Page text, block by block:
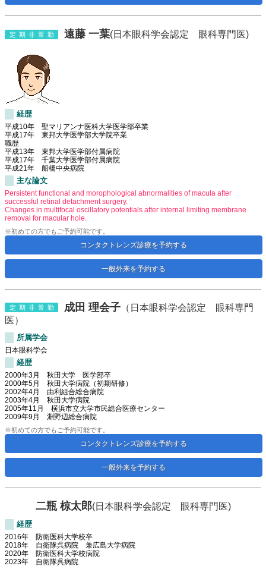
定期非常勤 遠藤 一葉(日本眼科学会認定 眼科専門医)
経歴
平成10年 聖マリアンナ医科大学医学部卒業
平成17年 東邦大学医学部大学院卒業
職歴
平成13年 東邦大学医学部付属病院
平成17年 千葉大学医学部付属病院
平成21年 船橋中央病院
主な論文
Persistent functional and morophological abnormalities of macula after
successful retinal detachment surgery.
Changes in multifocal oscillatory potentials after internal limiting membrane
removal for macular hole.
※初めての方でもご予約可能です。
コンタクトレンズ診療を予約する
一般外来を予約する
定期非常勤 成田 理会子 （日本眼科学会認定 眼科専門
医）
所属学会
日本眼科学会
経歴
2000年3月 秋田大学 医学部卒
2000年5月 秋田大学病院（初期研修）
2002年4月 由利組合総合病院
2003年4月 秋田大学病院
2005年11月 横浜市立大学市民総合医療センター
2009年9月 淵野辺総合病院
※初めての方でもご予約可能です。
コンタクトレンズ診療を予約する
一般外来を予約する
二瓶 椋太郎(日本眼科学会認定 眼科専門医)
経歴
2016年 防衛医科大学校卒
2018年 自衛隊呉病院 兼広島大学病院
2020年 防衛医科大学校病院
2023年 自衛隊呉病院